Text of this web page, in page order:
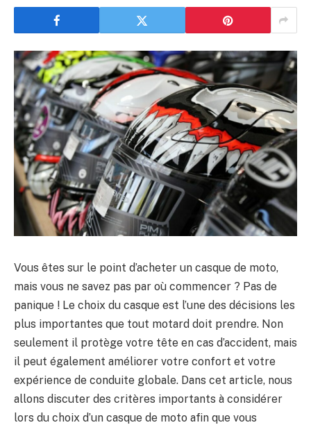
Vous êtes sur le point d’acheter un casque de moto,
mais vous ne savez pas par où commencer ? Pas de
panique ! Le choix du casque est l’une des décisions les
plus importantes que tout motard doit prendre. Non
seulement il protège votre tête en cas d’accident, mais
il peut également améliorer votre confort et votre
expérience de conduite globale. Dans cet article, nous
allons discuter des critères importants à considérer
lors du choix d’un casque de moto afin que vous